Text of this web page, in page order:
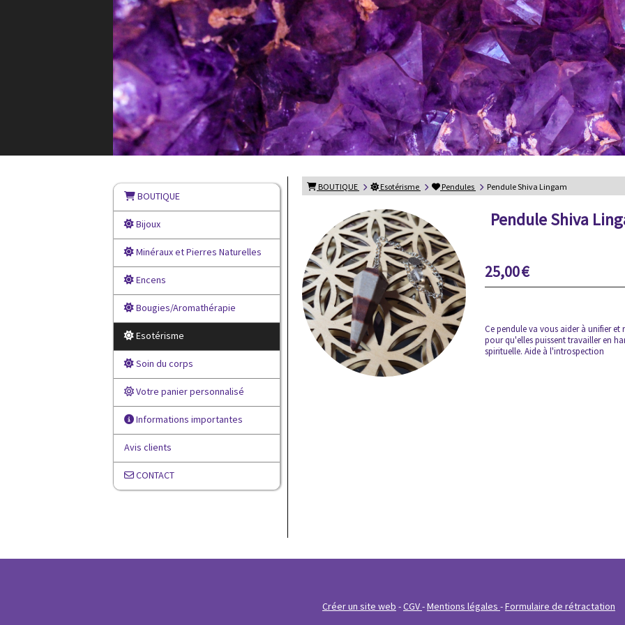
BOUTIQUE
Bijoux
Minéraux et Pierres Naturelles
Encens
Bougies/Aromathérapie
Esotérisme
Soin du corps
Votre panier personnalisé
Informations importantes
Avis clients
CONTACT
BOUTIQUE Esotérisme Pendules Pendule Shiva Lingam
Pendule Shiva
25,00€
Ce pendule va vous aider à unifier
pour qu'elles puissent travailler en
spirituelle. Aide à l'introspection
Créer un site web CGV Mentions légales Formulaire de rétractation